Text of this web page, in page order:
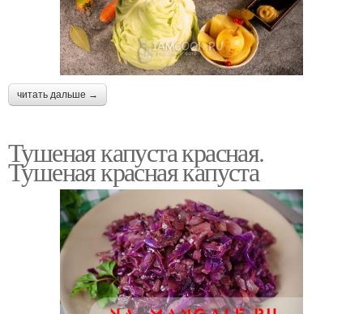
читать дальше →
Тушеная капуста красная.
Тушеная красная капуста